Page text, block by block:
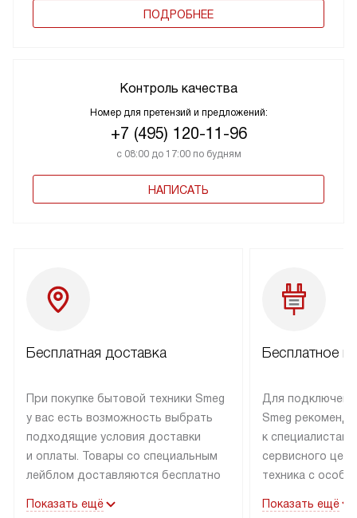
ПОДРОБНЕЕ
Контроль качества
Номер для претензий и предложений:
+7 (495) 120-11-96
с 08:00 до 17:00 по будням
НАПИСАТЬ
Бесплатная доставка
При покупке бытовой техники Smeg
у вас есть возможность выбрать
подходящие условия доставки
и оплаты. Товары со специальным
лейблом доставляются бесплатно
до подъезда. Доставка за пределы
Показать ещё
Бесплатное
Для
Smeg
к специалистам
сервисного
техника с
коммуникациям.
Показать ещё